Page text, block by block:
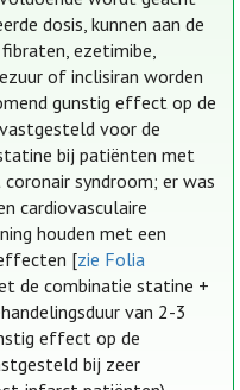
dosis, kunnen aan de
ezetimibe,
of inclisiran worden
gunstig effect op de
voor de
bij patiënten met
syndroom; er was
cardiovasculaire
houden met een
[zie Folia
de combinatie statine +
van 2-3
effect op de
bij zeer